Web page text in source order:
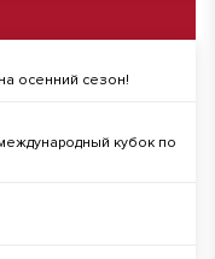
осенний сезон!
кубок по